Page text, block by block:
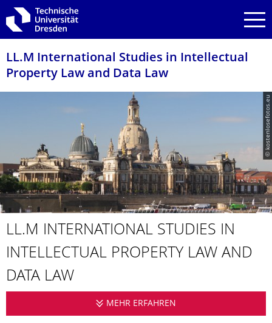
Zur Hauptnavigation springen
Zur Suche springen
Zum Inhalt springen
LL.M International Studies in Intellectual
Property Law and Data Law
© kostenlosefotos.eu
LL.M INTERNATIONAL STUDIES IN
INTELLECTUAL PROPERTY LAW AND
DATA LAW
MEHR ERFAHREN